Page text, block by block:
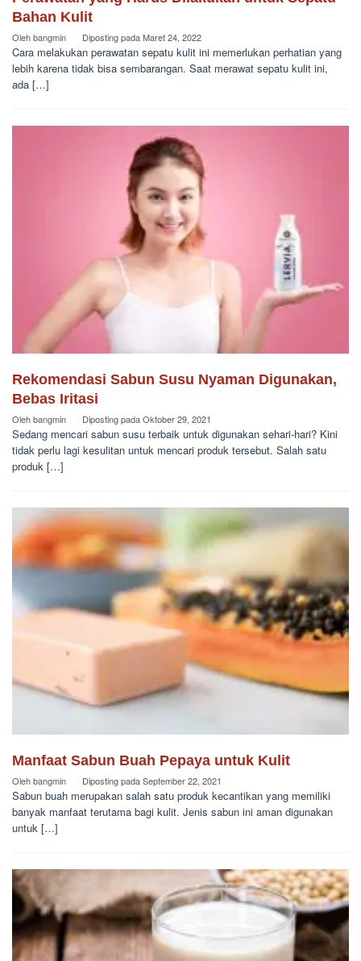
Bahan Kulit
Olehbangmin Diposting padaMaret 24, 2022
Cara melakukan perawatan sepatu kulit ini memerlukan perhatian yang
lebih karena tidak bisa sembarangan. Saat merawat sepatu kulit ini,
ada […]
Rekomendasi Sabun Susu Nyaman Digunakan,
Bebas Iritasi
Olehbangmin Diposting padaOktober 29, 2021
Sedang mencari sabun susu terbaik untuk digunakan sehari-hari? Kini
tidak perlu lagi kesulitan untuk mencari produk tersebut. Salah satu
produk […]
Manfaat Sabun Buah Pepaya untuk Kulit
Olehbangmin Diposting padaSeptember 22, 2021
Sabun buah merupakan salah satu produk kecantikan yang memiliki
banyak manfaat terutama bagi kulit. Jenis sabun ini aman digunakan
untuk […]